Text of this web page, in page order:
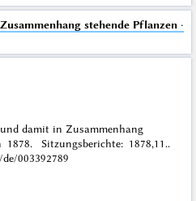
stehende Pflanzen·
damit in Zusammenhang
Sitzungsberichte: 1878,11..
003392789